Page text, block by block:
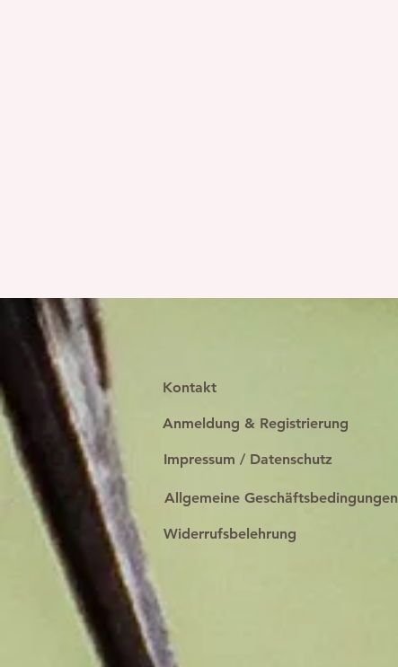
Kontakt
Anmeldung & Registrierung
Impressum / Datenschutz
Allgemeine Geschäftsbedingungen
Widerrufsbelehrung